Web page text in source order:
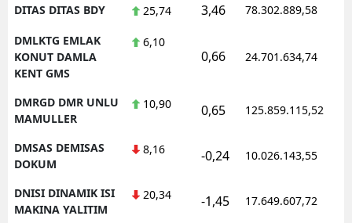
DITAS DITAS BDY 25,74 3,46 78.302.889,58
DMLKTG EMLAK
KONUT DAMLA
KENT GMS
6,10
0,66 24.701.634,74
DMRGD DMR UNLU
MAMULLER
10,90 0,65 125.859.115,52
DMSAS DEMISAS
DOKUM
8,16 -0,24 10.026.143,55
DNISI DINAMIK ISI
MAKINA YALITIM
20,34 -1,45 17.649.607,72